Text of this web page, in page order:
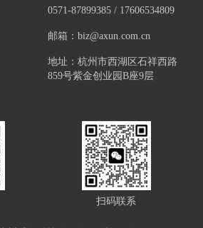
0571-87899385 / 17606534809
邮箱：biz@axun.com.cn
地址：杭州市西湖区石祥西路
859号紫金创业园B座9层
扫码联系